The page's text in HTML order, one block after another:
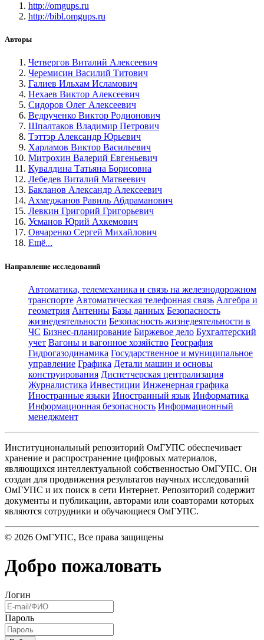
http://omgups.ru
http://bibl.omgups.ru
Авторы
Четвергов Виталий Алексеевич
Черемисин Василий Титович
Галиев Ильхам Исламович
Нехаев Виктор Алексеевич
Сидоров Олег Алексеевич
Ведрученко Виктор Родионович
Шпалтаков Владимир Петрович
Тэттэр Александр Юрьевич
Харламов Виктор Васильевич
Митрохин Валерий Евгеньевич
Кувалдина Татьяна Борисовна
Лебедев Виталий Матвеевич
Бакланов Александр Алексеевич
Ахмеджанов Равиль Абдраманович
Левкин Григорий Григорьевич
Усманов Юрий Ахкемович
Овчаренко Сергей Михайлович
Ещё...
Направление исследований
Автоматика, телемеханика и связь на железнодорожном
транспорте Автоматическая телефонная связь Алгебра и
геометрия Антенны Базы данных Безопасность
жизнедеятельности Безопасность жизнедеятельности в
ЧС Бизнес-планирование Биржевое дело Бухгалтерский
учет Вагоны и вагонное хозяйство География
Гидрогазодинамика Государственное и муниципальное
управление Графика Детали машин и основы
конструирования Диспетчерская централизация
Журналистика Инвестиции Инженерная графика
Иностранные языки Иностранный язык Информатика
Информационная безопасность Информационный
менеджмент
Институциональный репозиторий ОмГУПС обеспечивает
хранение и распространение цифровых материалов,
являющихся интеллектуальной собственностью ОмГУПС. Он
создан для продвижения результатов научных исследований
ОмГУПС и их поиск в сети Интернет. Репозиторий содержит
документы и публикации, авторами или соавторами которых
являются сотрудники и обучающиеся ОмГУПС.
© 2026 ОмГУПС, Все права защищены
Добро пожаловать
Логин
Пароль